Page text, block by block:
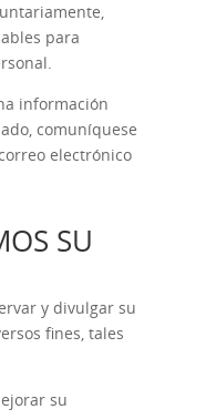
para
información
comuníquese
electrónico
SU
y divulgar su
fines, tales
su